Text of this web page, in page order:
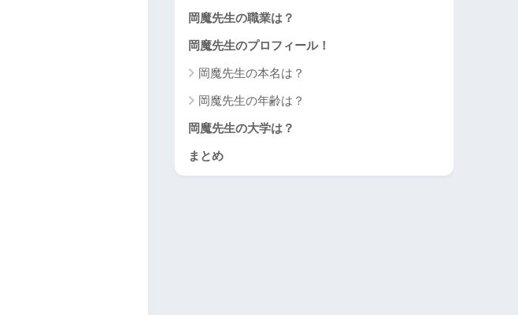
岡魔先生の職業は？
岡魔先生のプロフィール！
岡魔先生の本名は？
岡魔先生の年齢は？
岡魔先生の大学は？
まとめ